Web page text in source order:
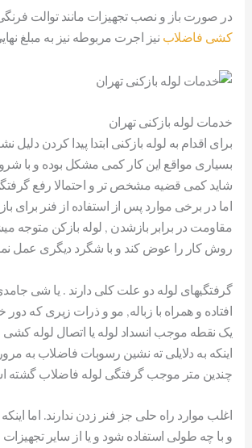
در صورت باز و نصب تجهیزات مانند توالت فرنگی
کشی فاضلاب نیز اجرت مربوطه نیز به مبلغ
خدمات لوله بازکنی تهران
برای اقدام به لوله بازکنی ابتدا پیدا کردن دلیل
بسیاری مواقع این کار کمی مشکل بوده و با
شاید کمی قضیه مشخص تر و احتمالا رفع
اما در برخی موارد پس از استفاده از فنر برای
مقاومت در برابر بازشدن , لوله بازکن متوجه
روش کار را عوض کند و با شگرد دیگری عمل
گرفتگیهای لوله دو علت کلی دارند . یا شی
افتاده و همراه با زباله, مو و ذرات زیری که دور
یک نقطه موجب انسداد لوله یا اتصال لوله
اینکه به دلایلی ته نشین رسوبات فاضلاب به
چندین متر موجب گرفتگی لوله فاضلاب گشته
اغلب موارد راه حلی جز فنر زدن ندارند. اما
و با چه طولی استفاده شود و یا از سایر